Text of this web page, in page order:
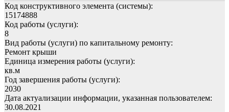
Код конструктивного элемента (системы):
15174888
Код работы (услуги):
8
Вид работы (услуги) по капитальному ремонту:
Ремонт крыши
Единица измерения работы (услуги):
кв.м
Год завершения работы (услуги):
2030
Дата актуализации информации, указанная пользователем:
30.08.2021